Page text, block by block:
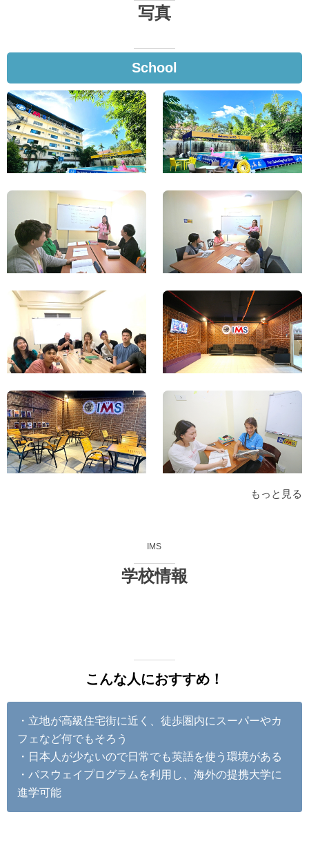
写真
School
もっと見る
IMS
学校情報
こんな人におすすめ！
・立地が高級住宅街に近く、徒歩圏内にスーパーやカ
フェなど何でもそろう
・日本人が少ないので日常でも英語を使う環境がある
・パスウェイプログラムを利用し、海外の提携大学に
進学可能